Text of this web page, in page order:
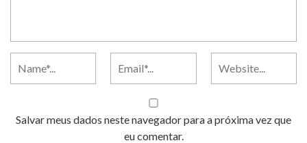
Salvar meus dados neste navegador para a próxima vez que
eu comentar.